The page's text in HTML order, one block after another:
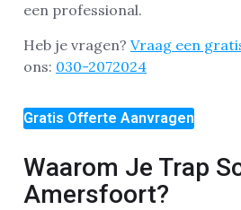
een professional.
Heb je vragen? Vraag een
ons: 030-2072024
Gratis Offerte Aanvragen
Waarom Je Trap
Amersfoort?